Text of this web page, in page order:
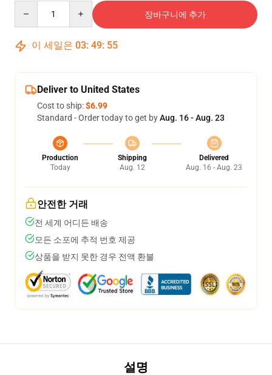
장바구니에 추가
이 세일은 03: 49: 54
Deliver to United States
Cost to ship:$6.99
Standard - Order today to get byAug. 16 - Aug. 23
Production
Today
Shipping
Aug. 12
Delivered
Aug. 16 - Aug. 23
안전한 거래
전 세계 어디든 배송
모든 소포에 추적 번호 제공
상품을 받지 못한 경우 전액 환불
설명